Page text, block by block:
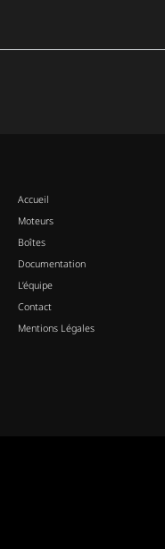
Accueil
Moteurs
Boîtes
Documentation
L’équipe
Contact
Mentions Légales